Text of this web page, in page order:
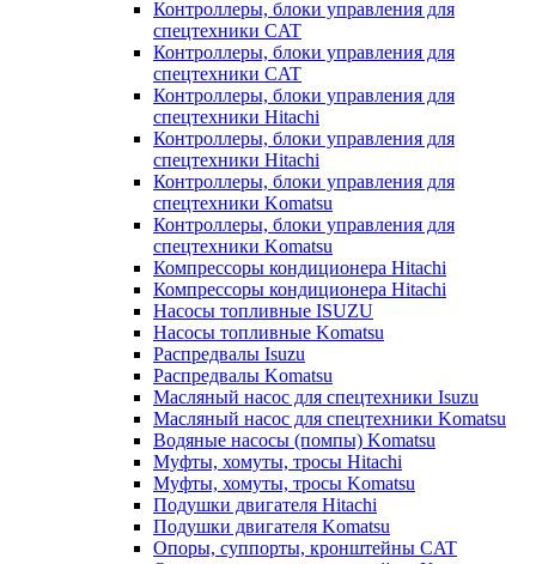
Контроллеры, блоки управления для
спецтехники CAT
Контроллеры, блоки управления для
спецтехники CAT
Контроллеры, блоки управления для
спецтехники Hitachi
Контроллеры, блоки управления для
спецтехники Hitachi
Контроллеры, блоки управления для
спецтехники Komatsu
Контроллеры, блоки управления для
спецтехники Komatsu
Компрессоры кондиционера Hitachi
Компрессоры кондиционера Hitachi
Насосы топливные ISUZU
Насосы топливные Komatsu
Распредвалы Isuzu
Распредвалы Komatsu
Масляный насос для спецтехники Isuzu
Масляный насос для спецтехники Komatsu
Водяные насосы (помпы) Komatsu
Муфты, хомуты, тросы Hitachi
Муфты, хомуты, тросы Komatsu
Подушки двигателя Hitachi
Подушки двигателя Komatsu
Опоры, суппорты, кронштейны CAT